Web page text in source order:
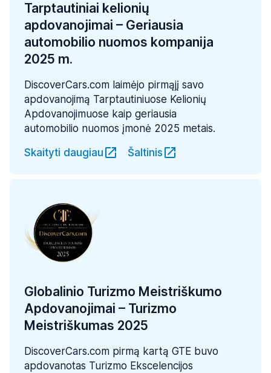
Tarptautiniai kelionių
apdovanojimai – Geriausia
automobilio nuomos kompanija
2025 m.
DiscoverCars.com laimėjo pirmąjį savo
apdovanojimą Tarptautiniuose Kelionių
Apdovanojimuose kaip geriausia
automobilio nuomos įmonė 2025 metais.
Skaityti daugiau
Šaltinis
Globalinio Turizmo Meistriškumo
Apdovanojimai – Turizmo
Meistriškumas 2025
DiscoverCars.com pirmą kartą GTE buvo
apdovanotas Turizmo Ekscelencijos